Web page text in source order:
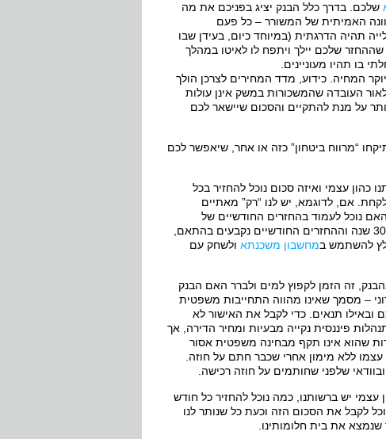
שלכם. בדרך כלל הבנק יציג בפניכם את מה
האמיתית של המשורר – כל פעם
תהיה הדרגתית (במיוחד כיום, בעידן שבו
שלכם יילך ויתפח לו לאיטו במהלך
בו תהיו מעוניינים.
המחיה. כידוע, מדד המחירים לצרכן הולך
העובדה שהמשכורות במשק אינן עולות
על מנת להתקיים והסכום שיישאר לכם
“מרווח ביטחון” כזה או אחר, שיאפשר לכם
כהון עצמי ואיזה סכום נוכל להחזיר בכל
אם, לדוגמא, יש לנו “רק” מאתיים
שקל הסכום המקסימאלי שנוכל ללוות הוא 750,000. אך האם נוכל לעמוד בהחזרים החודשיים של
הלוואה בסכום כזה? קחו בחשבון שאת ההלוואה מחזירים על פני 20 – 30 שנה וההחזרים החודשיים נקבעים בהתאם,
להשתמש במחשבון משכנתא ולשחק עם
זה הזמן לקפוץ למים ולברר האם הבנק
– מסמך שאינו מהווה התחייבות משפטית
ובאילו תנאים. כדי לקבל את האישור לא
פיננסית נקייה מבעיות ומחיר הדירה, אך
שהוא אינו תקף מבחינה משפטית אסור
ללא מימון אחרי שכבר חתם על חוזה.
שלפני שחותמים על חוזה רכישה.
עצמי יש ברשותנו, כמה נוכל להחזיר כל חודש
לקבל את הסכום הזה וכעת כל שנותר לנו
את בית חלומותינו.